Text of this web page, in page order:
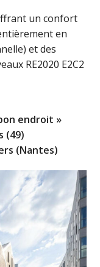
un confort
en
et des
RE2020 E2C2
endroit »
(49)
(Nantes)